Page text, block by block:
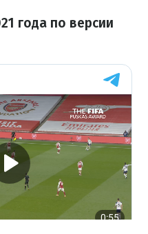
года по версии